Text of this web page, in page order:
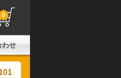
0
わせ